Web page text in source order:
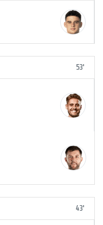
53'
43'